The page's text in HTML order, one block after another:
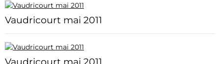
Vaudricourt mai 2011
Vaudricourt mai 2011